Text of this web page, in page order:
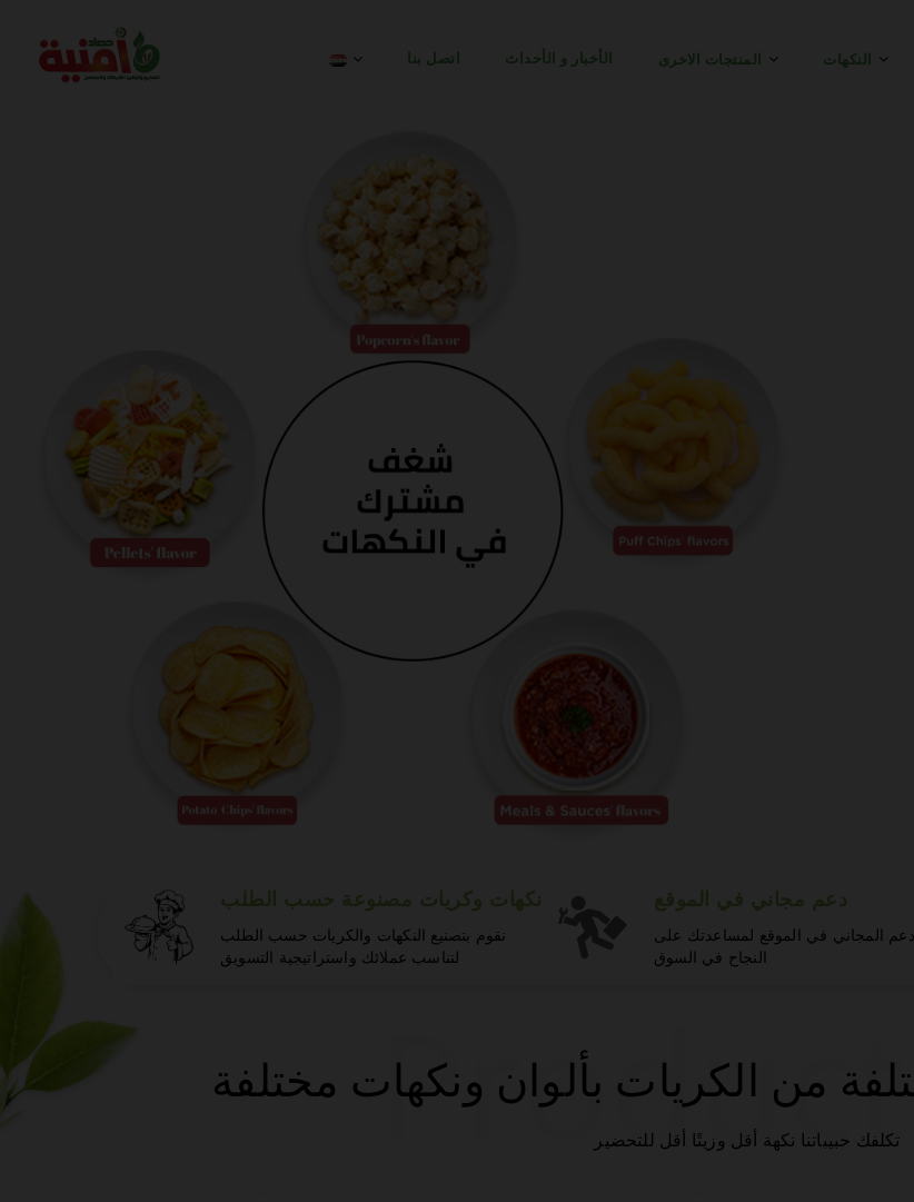
اتصل بنا الأخبار و الأحداث المنتجات الاخرى النكهات
نكهات وكريات مصنوعة حسب الطلب
نقوم بتصنيع النكهات والكريات حسب الطلب
لتناسب عملائك واستراتيجية التسويق
دعم مجاني في الموقع
المجاني في الموقع لمساعدتك على
النجاح في السوق
من الكريات بألوان ونكهات مختلفة
تكلفك حبيباتنا نكهة أقل وزيتًا أقل للتحضير